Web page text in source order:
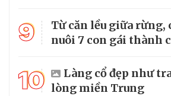
9
Từ căn lều giữa rừng,
nuôi 7 con gái thành
10
Làng cổ đẹp như
lòng miền Trung